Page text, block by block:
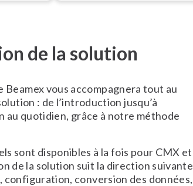
de la solution
Beamex vous accompagnera tout au
: de l’introduction jusqu’à
au quotidien, grâce à notre méthode
sont disponibles à la fois pour CMX et
de la solution suit la direction suivante
conversion des données,